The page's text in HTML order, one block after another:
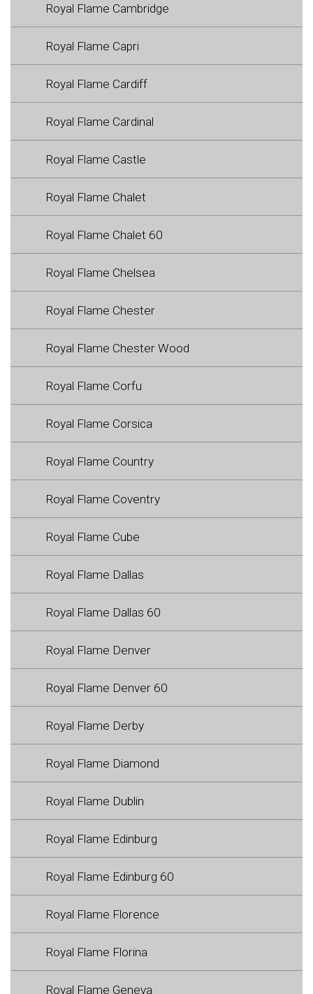
Royal Flame Cambridge
Royal Flame Capri
Royal Flame Cardiff
Royal Flame Cardinal
Royal Flame Castle
Royal Flame Chalet
Royal Flame Chalet 60
Royal Flame Chelsea
Royal Flame Chester
Royal Flame Chester Wood
Royal Flame Corfu
Royal Flame Corsica
Royal Flame Country
Royal Flame Coventry
Royal Flame Cube
Royal Flame Dallas
Royal Flame Dallas 60
Royal Flame Denver
Royal Flame Denver 60
Royal Flame Derby
Royal Flame Diamond
Royal Flame Dublin
Royal Flame Edinburg
Royal Flame Edinburg 60
Royal Flame Florence
Royal Flame Florina
Royal Flame Geneva